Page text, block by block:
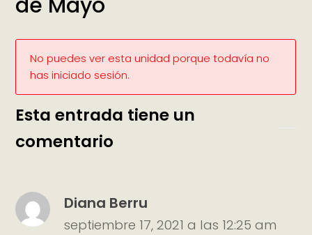
No puedes ver esta unidad porque todavía no
has iniciado sesión.
Esta entrada tiene un
comentario
Diana Berru
septiembre 17, 2021 a las 12:25 am